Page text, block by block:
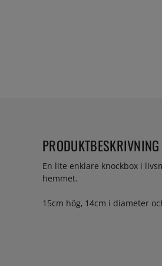
PRODUKTBESKRIVNING
En lite enklare knockbox i
hemmet.
15cm hög, 14cm i diameter